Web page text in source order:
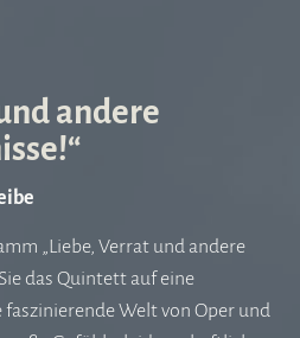
andere
„Liebe, Verrat und andere
das Quintett auf eine
faszinierende Welt von Oper und